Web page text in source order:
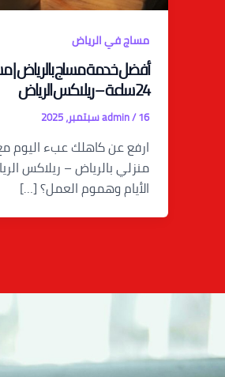
مساج في الرياض
أفضل خدمة مساج بالرياض
24 ساعة – ريلاكس الرياض
admin/16 سبتمبر، 2025
ارفع عن كاهلك عبء
منزلي بالرياض – ريلاكس
الأيام وهموم العمل؟ […]